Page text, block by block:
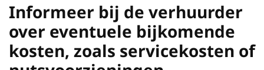
Informeer bij de verhuurder
over eventuele bijkomende
kosten, zoals servicekosten of